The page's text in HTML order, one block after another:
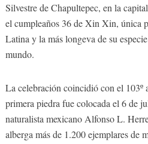
Silvestre de Chapultepec, en la
el cumpleaños 36 de Xin Xin, única
Latina y la más longeva de su
mundo.
La celebración coincidió con el 103º
primera piedra fue colocada el 6 de
naturalista mexicano Alfonso L.
alberga más de 1.200 ejemplares de